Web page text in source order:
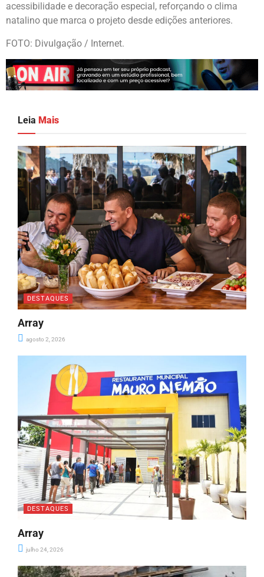
acessibilidade e decoração especial, reforçando o clima
natalino que marca o projeto desde edições anteriores.
FOTO: Divulgação / Internet.
Leia Mais
DESTAQUES
Array
agosto 2, 2026
DESTAQUES
Array
julho 24, 2026